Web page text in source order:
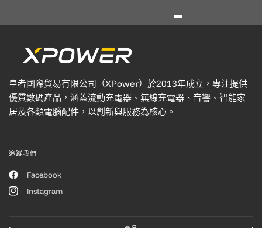
皇者國際貿易有限公司（XPower）於2013年成立，專注提供
優質數碼產品，涵蓋流動充電器、無線充電器、音響、智能家
居及各類電腦配件，以創新與服務為核心。
追蹤我們
Facebook
Instagram